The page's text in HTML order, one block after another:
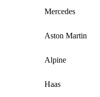
Mercedes
Aston Martin
Alpine
Haas